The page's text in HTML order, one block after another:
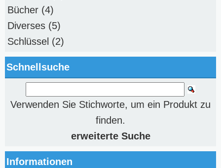
Bücher (4)
Diverses (5)
Schlüssel (2)
Schnellsuche
Verwenden Sie Stichworte, um ein Produkt zu
finden.
erweiterte Suche
Informationen